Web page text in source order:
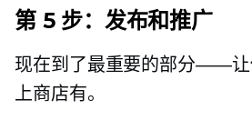
第 5 步：发布和推广
现在到了最重要的部分——让
上商店有。